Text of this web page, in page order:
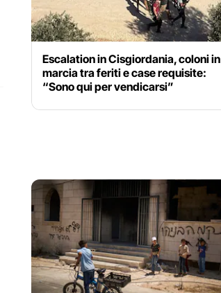
Escalation in Cisgiordania, coloni in
marcia tra feriti e case requisite:
“Sono qui per vendicarsi”